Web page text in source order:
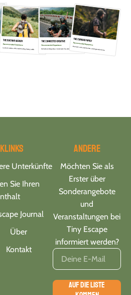
Unterkünfte
Sie Ihren
Journal
Über
Kontakt
Andere
Möchten Sie als
Erster über
Sonderangebote
und
Veranstaltungen bei
Tiny Escape
informiert werden?
AUF DIE LISTE